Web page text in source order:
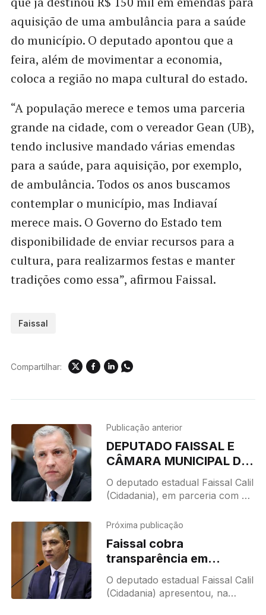
aquisição de uma ambulância para a saúde
do município. O deputado apontou que a
feira, além de movimentar a economia,
coloca a região no mapa cultural do estado.
“A população merece e temos uma parceria
grande na cidade, com o vereador Gean (UB),
tendo inclusive mandado várias emendas
para a saúde, para aquisição, por exemplo,
de ambulância. Todos os anos buscamos
contemplar o município, mas Indiavaí
merece mais. O Governo do Estado tem
disponibilidade de enviar recursos para a
cultura, para realizarmos festas e manter
tradições como essa”, afirmou Faissal.
Faissal
Compartilhar:
Publicação anterior
DEPUTADO FAISSAL E
CÂMARA MUNICIPAL DE
CUIABÁ REALIZAM
AUDIÊNCIA PÚBLICA
SOBRE O
DESENVOLVIMENTO
SOCIOECONÔMICO DA
CAPITAL
O deputado estadual Faissal Calil
(Cidadania), em parceria com a
representada pela presidente
uma audiência pública para
Próxima publicação
Faissal cobra
transparência em
contratos de concessão
de rodovias e apresenta
requerimento na ALMT
O deputado estadual Faissal Calil
(Cidadania) apresentou, na